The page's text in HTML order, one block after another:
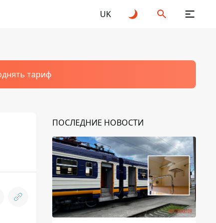
UK
тариф
ПОСЛЕДНИЕ НОВОСТИ